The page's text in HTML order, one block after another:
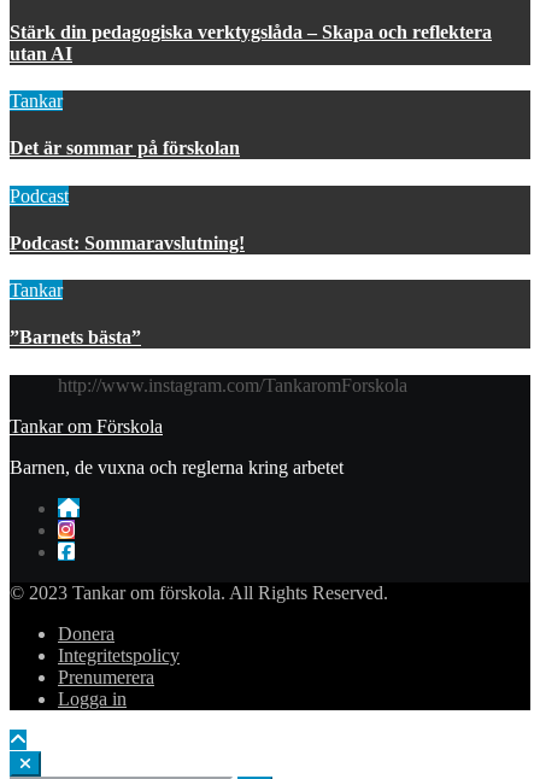
Stärk din pedagogiska verktygslåda – Skapa och reflektera
utan AI
Tankar
Det är sommar på förskolan
Podcast
Podcast: Sommaravslutning!
Tankar
”Barnets bästa”
http://www.instagram.com/TankaromForskola
Tankar om Förskola
Barnen, de vuxna och reglerna kring arbetet
© 2023 Tankar om förskola. All Rights Reserved.
Donera
Integritetspolicy
Prenumerera
Logga in